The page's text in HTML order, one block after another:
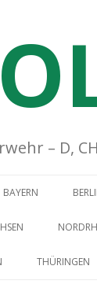
– D,
BAYERN
THÜRINGEN